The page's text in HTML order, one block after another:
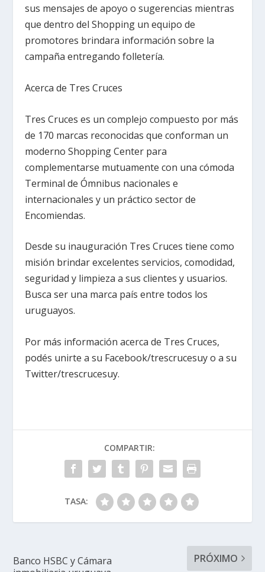
sus mensajes de apoyo o sugerencias mientras
que dentro del Shopping un equipo de
promotores brindara información sobre la
campaña entregando folletería.
Acerca de Tres Cruces
Tres Cruces es un complejo compuesto por más
de 170 marcas reconocidas que conforman un
moderno Shopping Center para
complementarse mutuamente con una cómoda
Terminal de Ómnibus nacionales e
internacionales y un práctico sector de
Encomiendas.
Desde su inauguración Tres Cruces tiene como
misión brindar excelentes servicios, comodidad,
seguridad y limpieza a sus clientes y usuarios.
Busca ser una marca país entre todos los
uruguayos.
Por más información acerca de Tres Cruces,
podés unirte a su Facebook/trescrucesuy o a su
Twitter/trescrucesuy.
COMPARTIR:
TASA:
Banco HSBC y Cámara
PRÓXIMO